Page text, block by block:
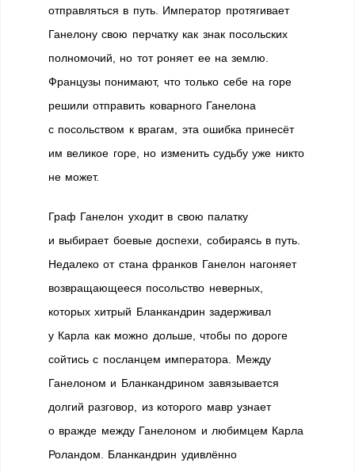
отправляться в путь. Император протягивает
Ганелону свою перчатку как знак посольских
полномочий, но тот роняет ее на землю.
Французы понимают, что только себе на горе
решили отправить коварного Ганелона
с посольством к врагам, эта ошибка принесёт
им великое горе, но изменить судьбу уже никто
не может.
Граф Ганелон уходит в свою палатку
и выбирает боевые доспехи, собираясь в путь.
Недалеко от стана франков Ганелон нагоняет
возвращающееся посольство неверных,
которых хитрый Бланкандрин задерживал
у Карла как можно дольше, чтобы по дороге
сойтись с посланцем императора. Между
Ганелоном и Бланкандрином завязывается
долгий разговор, из которого мавр узнает
о вражде между Ганелоном и любимцем Карла
Роландом. Бланкандрин удивлённо